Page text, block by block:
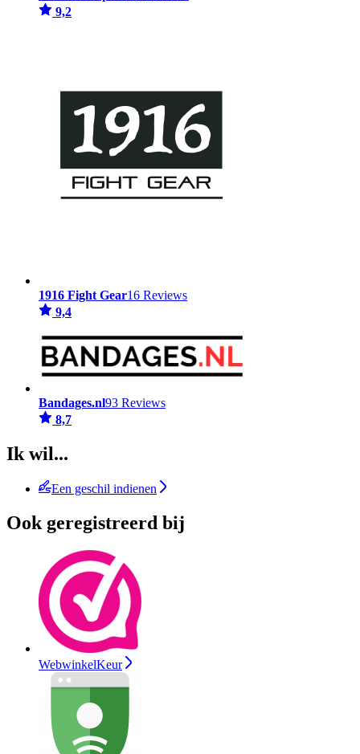
9,2
1916 Fight Gear16 Reviews
9,4
Bandages.nl93 Reviews
8,7
Ik wil...
Een geschil indienen
Ook geregistreerd bij
WebwinkelKeur